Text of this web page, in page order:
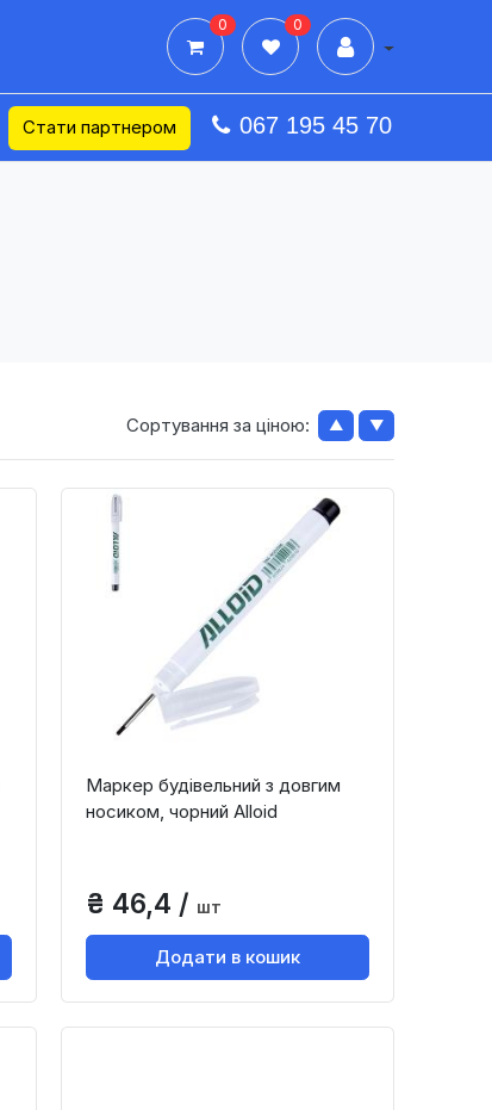
0 0
Стати партнером 067 195 45 70
Сортування за ціною: ▲ ▼
Маркер будівельний з довгим
носиком, чорний Alloid
₴ 46,4 / шт
Додати в кошик